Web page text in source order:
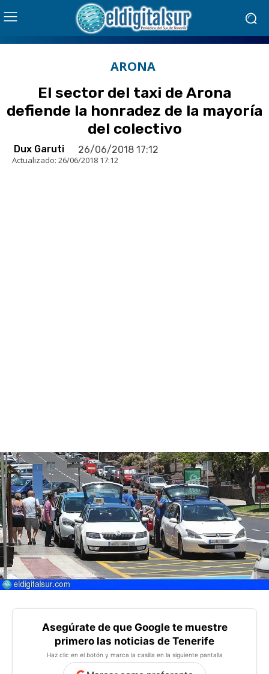
ARONA
El sector del taxi de Arona
defiende la honradez de la mayoría
del colectivo
Dux Garuti 26/06/2018 17:12
Actualizado: 26/06/2018 17:12
Asegúrate de que Google te muestre
primero las noticias de Tenerife
Haz clic en el botón y marca la casilla en la siguiente pantalla